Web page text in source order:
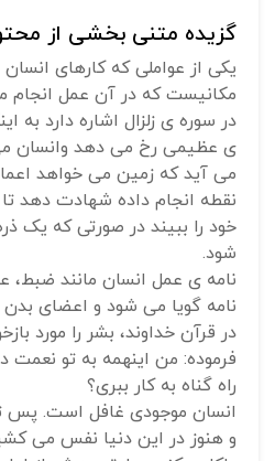
گزیده متنی بخشی از
یکی از عواملی که کارهای
مکانیست که در آن عمل انجام
در سوره ی زلزال اشاره دارد به
ی عظیمی رخ می دهد وانسان
می آید که زمین می خواهد
نقطه انجام داده شهادت دهد
خود را ببیند در صورتی که یک
شود.
نامه ی عمل انسان مانند ضبط،
نامه گویا می شود و اعضای
در قرآن خداوند، بشر را مورد
فرموده: من اینهمه به تو نعمت
راه گناه به کار ببری؟
انسان موجودی غافل است. پس
و هنوز در این دنیا نفس می